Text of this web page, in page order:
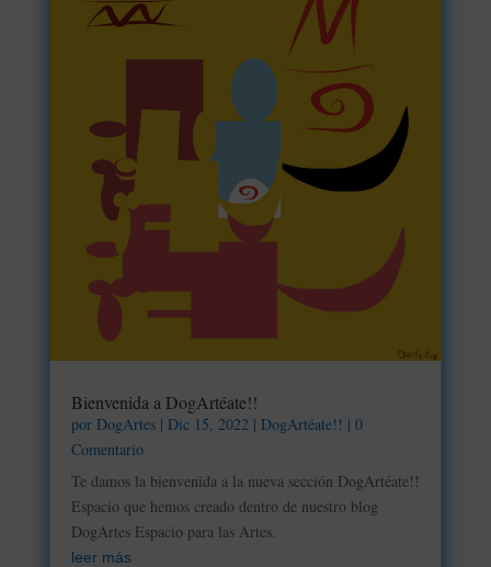
Bienvenida a DogArtéate!!
por DogArtes| Dic 15, 2022| DogArtéate!! | 0
Comentario
Te damos la bienvenida a la nueva sección DogArtéate!!
Espacio que hemos creado dentro de nuestro blog
DogArtes Espacio para las Artes.
leer más